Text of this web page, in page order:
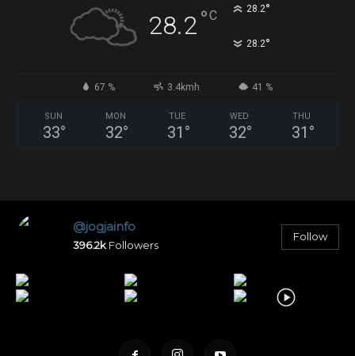
28.2°C 28.2°
28.2°
67 % 3.4kmh 41 %
SUN
33°
MON
32°
TUE
31 °
WED
32°
THU
31 °
@jogjainfo
396.2k Followers
Follow